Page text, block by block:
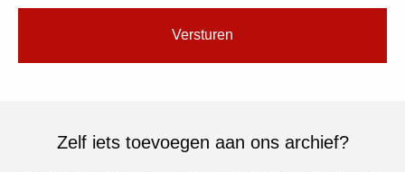
Zelf iets toevoegen aan ons archief?